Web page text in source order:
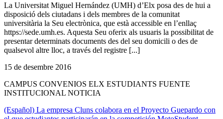
La Universitat Miguel Hernández (UMH) d’Elx posa des de hui a
disposició dels ciutadans i dels membres de la comunitat
universitària la Seu electrònica, que està accessible en l’enllaç
https://sede.umh.es. Aquesta Seu oferix als usuaris la possibilitat de
presentar determinats documents des del seu domicili o des de
qualsevol altre lloc, a través del registre [...]
15 de desembre 2016
CAMPUS CONVENIOS ELX ESTUDIANTS FUENTE
INSTITUCIONAL NOTICIA
(Español) La empresa Cluns colabora en el Proyecto Guepardo con